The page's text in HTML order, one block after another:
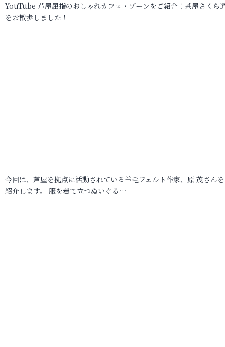
YouTube 芦屋屈指のおしゃれカフェ・ゾーンをご紹介！茶屋さくら
をお散歩しました！
今回は、芦屋を拠点に活動されている羊毛フェルト作家、原 茂さん
紹介します。 服を着て立つぬいぐる…